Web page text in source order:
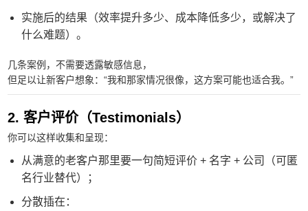
实施后的结果（效率提升多少、成本降低多少，或解决了
什么难题）。
几条案例，不需要透露敏感信息，
但足以让新客户想象：“我和那家情况很像，这方案可能也适合我。”
2. 客户评价（Testimonials）
你可以这样收集和呈现：
从满意的老客户那里要一句简短评价 + 名字 + 公司（可匿
名行业替代）；
分散插在：